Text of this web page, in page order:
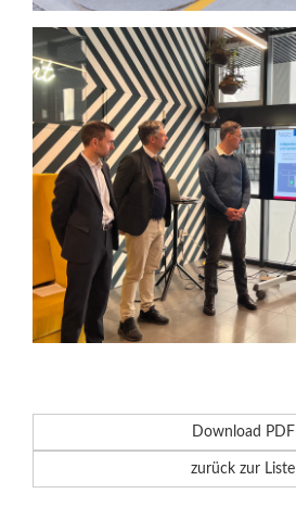
Download PDF
zurück zur Liste